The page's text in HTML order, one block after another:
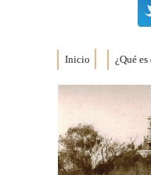
Inicio ¿Qué es